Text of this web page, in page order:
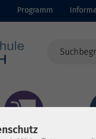
Programm
- Integration